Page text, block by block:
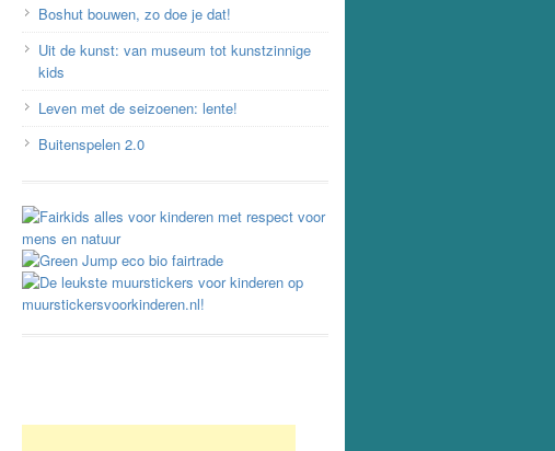
Boshut bouwen, zo doe je dat!
Uit de kunst: van museum tot kunstzinnige
kids
Leven met de seizoenen: lente!
Buitenspelen 2.0